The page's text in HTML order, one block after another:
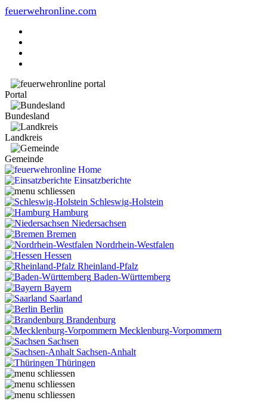
feuerwehronline.com
Portal
Bundesland
Landkreis
Gemeinde
Home
Einsatzberichte
Schleswig-Holstein
Hamburg
Niedersachsen
Bremen
Nordrhein-Westfalen
Hessen
Rheinland-Pfalz
Baden-Württemberg
Bayern
Saarland
Berlin
Brandenburg
Mecklenburg-Vorpommern
Sachsen
Sachsen-Anhalt
Thüringen